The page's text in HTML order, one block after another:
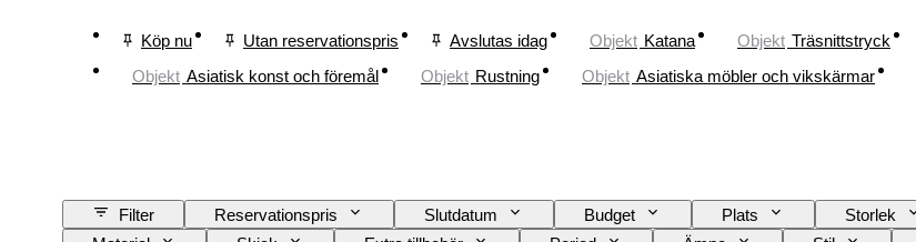
Köp nu Utan reservationspris Avslutas idag Objekt Katana Objekt Träsnittstryck
Objekt Asiatisk konst och föremål Objekt Rustning Objekt Asiatiska möbler och vikskärmar
Filter Reservationspris Slutdatum Budget Plats Storlek